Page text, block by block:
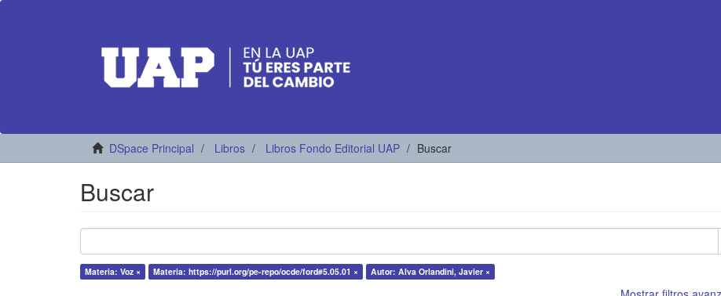
DSpace Principal Libros Libros Fondo Editorial UAP Buscar
Buscar
Materia: Voz × Materia: https://purl.org/pe-repo/ocde/ford#5.05.01 × Autor: Alva Orlandini, Javier ×